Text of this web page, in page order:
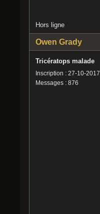
Hors ligne
Owen Grady
Tricératops malade
Inscription : 27-10-2017
Messages : 876